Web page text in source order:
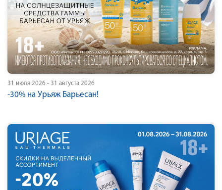
31 июля 2026 - 31 августа 2026
-30% на Урьяж Барьесан!